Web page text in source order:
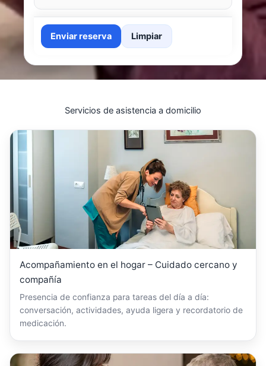
Enviar reserva Limpiar
Servicios de asistencia a domicilio
Acompañamiento en el hogar – Cuidado cercano y
compañía
Presencia de confianza para tareas del día a día:
conversación, actividades, ayuda ligera y recordatorio de
medicación.